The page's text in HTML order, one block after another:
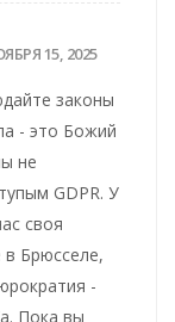
15, 2025
законы
- это Божий
не
GDPR. У
своя
в Брюсселе,
-
Пока вы